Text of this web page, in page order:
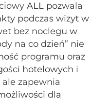
ALL pozwala
podczas wizyt w
bez noclegu w
na co dzień” nie
programu oraz
hotelowych i
ale zapewnia
dla